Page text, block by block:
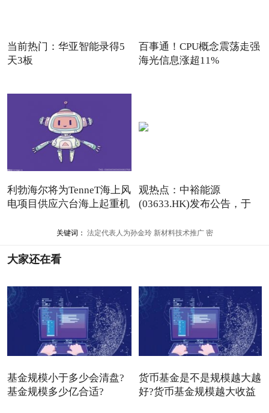
当前热门：华亚智能录得5
天3板
百事通！CPU概念震荡走强
海光信息涨超11%
利勃海尔将为TenneT海上风
电项目供应六台海上起重机
观热点：中裕能源
(03633.HK)发布公告，于
关键词： 法定代表人为孙金玲 新材料技术推广 密
大家还在看
基金规模小于多少会清盘?
基金规模多少亿合适?
货币基金是不是规模越大越
好?货币基金规模越大收益